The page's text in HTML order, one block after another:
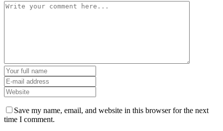
Save my name, email, and website in this browser for the next
time I comment.